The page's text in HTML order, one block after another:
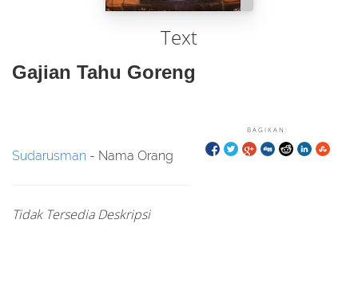
Text
Gajian Tahu Goreng
BAGIKAN:
Sudarusman - Nama Orang
Tidak Tersedia Deskripsi